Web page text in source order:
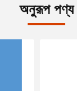
অনুরূপ পণ্য